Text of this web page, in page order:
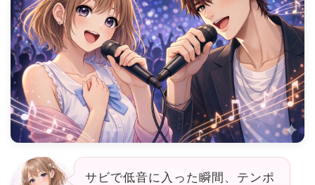
サビで低音に入った瞬間、テンポ